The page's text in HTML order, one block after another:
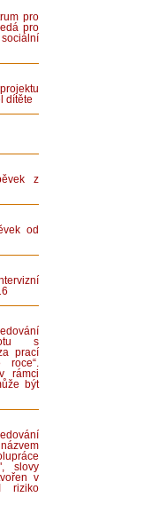
pro
pro
sociální
dítěte
z
od
s
prací
rámci
být
slovy
v
riziko